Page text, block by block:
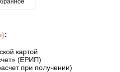
:
картой
(ЕРИП)
при получении)